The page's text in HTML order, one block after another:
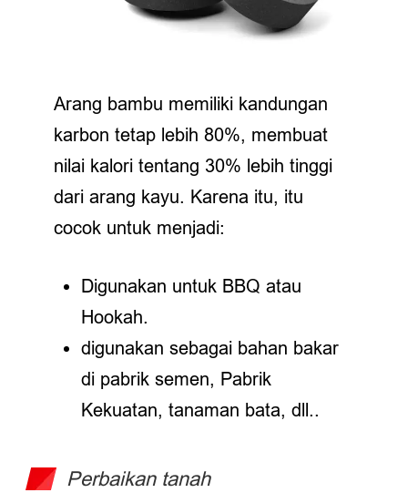
Arang bambu memiliki kandungan
karbon tetap lebih 80%, membuat
nilai kalori tentang 30% lebih tinggi
dari arang kayu. Karena itu, itu
cocok untuk menjadi:
Digunakan untuk BBQ atau
Hookah.
digunakan sebagai bahan bakar
di pabrik semen, Pabrik
Kekuatan, tanaman bata, dll..
Perbaikan tanah